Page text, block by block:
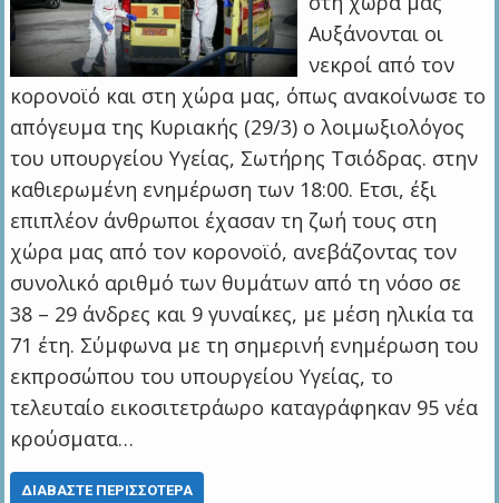
Αυξάνονται οι
νεκροί από τον
κορονοϊό και στη χώρα μας, όπως ανακοίνωσε το
απόγευμα της Κυριακής (29/3) ο λοιμωξιολόγος
του υπουργείου Υγείας, Σωτήρης Τσιόδρας. στην
καθιερωμένη ενημέρωση των 18:00. Ετσι, έξι
επιπλέον άνθρωποι έχασαν τη ζωή τους στη
χώρα μας από τον κορονοϊό, ανεβάζοντας τον
συνολικό αριθμό των θυμάτων από τη νόσο σε
38 – 29 άνδρες και 9 γυναίκες, με μέση ηλικία τα
71 έτη. Σύμφωνα με τη σημερινή ενημέρωση του
εκπροσώπου του υπουργείου Υγείας, το
τελευταίο εικοσιτετράωρο καταγράφηκαν 95 νέα
κρούσματα…
ΔΙΑΒΆΣΤΕ ΠΕΡΙΣΣΌΤΕΡΑ